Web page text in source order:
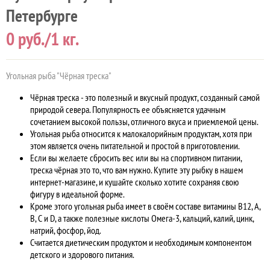
Петербурге
0руб./1 кг.
Угольная рыба "Чёрная треска"
Чёрная треска - это полезный и вкусный продукт, созданный самой
природой севера. Популярность ее объясняется удачным
сочетанием высокой пользы, отличного вкуса и приемлемой цены.
Угольная рыба относится к малокалорийным продуктам, хотя при
этом является очень питательной и простой в приготовлении.
Если вы желаете сбросить вес или вы на спортивном питании,
треска чёрная это то, что вам нужно. Купите эту рыбку в нашем
интернет-магазине, и кушайте сколько хотите сохраняя свою
фигуру в идеальной форме.
Кроме этого угольная рыба имеет в своём составе витамины В12, А,
В, С и D, а также полезные кислоты Омега-3, кальций, калий, цинк,
натрий, фосфор, йод.
Считается диетическим продуктом и необходимым компонентом
детского и здорового питания.